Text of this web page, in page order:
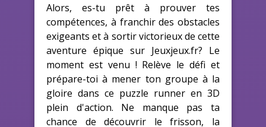
Alors, es-tu prêt à prouver tes
compétences, à franchir des obstacles
exigeants et à sortir victorieux de cette
aventure épique sur Jeuxjeux.fr? Le
moment est venu ! Relève le défi et
prépare-toi à mener ton groupe à la
gloire dans ce puzzle runner en 3D
plein d'action. Ne manque pas ta
chance de découvrir le frisson, la